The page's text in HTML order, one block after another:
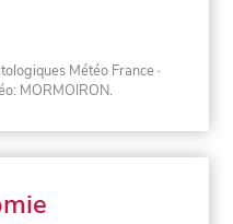
Météo France ·
MORMOIRON.